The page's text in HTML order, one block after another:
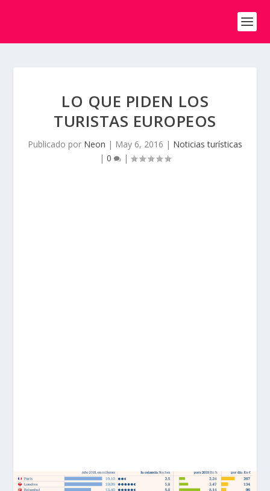
LO QUE PIDEN LOS
TURISTAS EUROPEOS
Publicado por Neon | May 6, 2016 | Noticias turísticas
| 0 |